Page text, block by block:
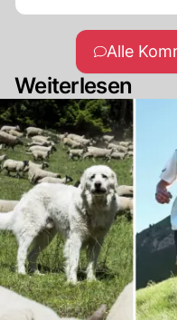
grösste Narr aller Zeiten ! tschüss !! wir
sehen uns dann
Kaffeekränzchen
vermutlich Herr
Münchhausen
Alle
Weiterlesen